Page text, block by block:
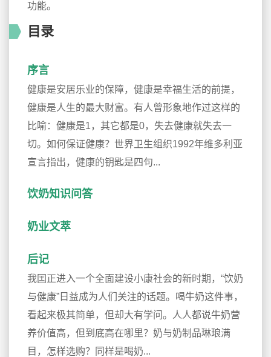
功能。
目录
序言
健康是安居乐业的保障，健康是幸福生活的前提，
健康是人生的最大财富。有人曾形象地作过这样的
比喻：健康是1，其它都是0，失去健康就失去一
切。如何保证健康？世界卫生组织1992年维多利亚
宣言指出，健康的钥匙是四句...
饮奶知识问答
奶业文萃
后记
我囯正进入一个全面建设小康社会的新时期，“饮奶
与健康”日益成为人们关注的话题。喝牛奶这件事，
看起来极其简单，但却大有学问。人人都说牛奶营
养价值高，但到底高在哪里？奶与奶制品琳琅满
目，怎样选购？同样是喝奶...